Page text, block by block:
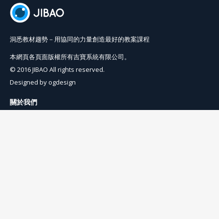
洞悉教材趨勢－用協同的力量創造最好的教案課程
本網頁各頁面版權所有吉寶系統有限公司。
© 2016 JIBAO All rights reserved.
Designed byogdesign
關於我們